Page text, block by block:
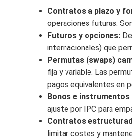
Contratos a plazo y
operaciones futuras.
Futuros y opciones:
internacionales) que
Permutas (swaps)
fija y variable. Las
pagos equivalentes en
Bonos e instrumentos
ajuste por IPC para
Contratos
limitar costes y